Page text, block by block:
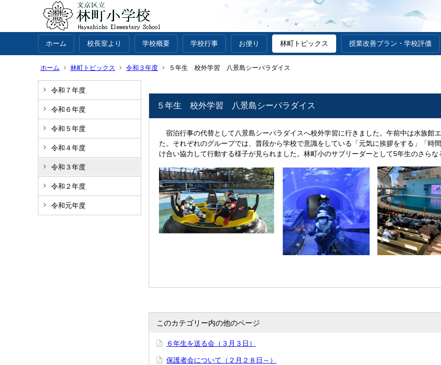
ホーム 校長室より 学校概要 学校行事 お便り 林町トピックス 授業改善プラン・学校評価
ホーム 林町トピックス 令和３年度 ５年生 校外学習 八景島シーパラダイス
令和７年度
令和６年度
令和５年度
令和４年度
令和３年度
令和２年度
令和元年度
５年生 校外学習 八景島シーパラダイス
宿泊行事の代替として八景島シーパラダイスへ校外学習に行きました。午前中は水族館
た。それぞれのグループでは、普段から学校で意識をしている「元気に挨拶をする」「時
け合い協力して行動する様子が見られました。林町小のサブリーダーとして5年生のさらな
このカテゴリー内の他のページ
６年生を送る会（３月３日）
保護者会について（２月２８日～）